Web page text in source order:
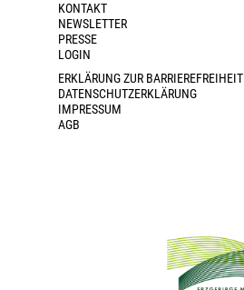
KONTAKT
NEWSLETTER
PRESSE
LOGIN
ERKLÄRUNG ZUR BARRIEREFREIHEIT
DATENSCHUTZERKLÄRUNG
IMPRESSUM
AGB